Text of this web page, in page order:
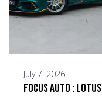
July 7, 2026
Focus Auto : Lotus